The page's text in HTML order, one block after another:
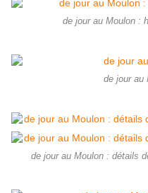
de jour au Moulon :
de jour au
de jour au Moulon : détails